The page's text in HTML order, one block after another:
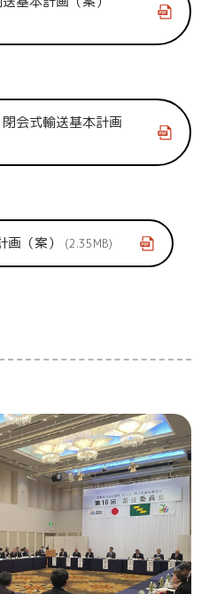
会式輸送基本計画
（案） 2.35MB